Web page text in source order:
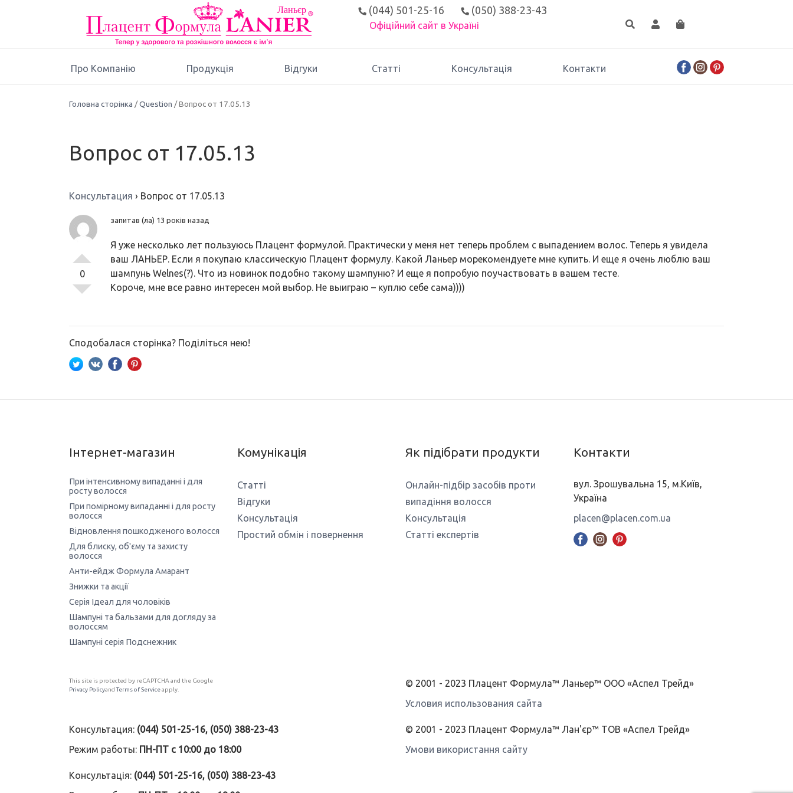
(044) 501-25-16 (050) 388-23-43
Офіційний сайт в Україні
Про Компанію Продукція Відгуки Статті Консультація Контакти
Головна сторінка /Question / Вопрос от 17.05.13
Вопрос от 17.05.13
Консультация › Вопрос от 17.05.13
0
запитав (ла) 13 років назад
Я уже несколько лет пользуюсь Плацент формулой. Практически у меня нет теперь проблем с выпадением волос. Теперь я увидела
ваш ЛАНЬЕР. Если я покупаю классическую Плацент формулу. Какой Ланьер морекомендуете мне купить. И еще я очень люблю ваш
шампунь Welnes(?). Что из новинок подобно такому шампуню? И еще я попробую поучаствовать в вашем тесте.
Короче, мне все равно интересен мой выбор. Не выиграю – куплю себе сама))))
Сподобалася сторінка? Поділіться нею!
Інтернет-магазин
При інтенсивному випаданні і для
росту волосся
При помірному випаданні і для росту
волосся
Відновлення пошкодженого волосся
Для блиску, об'єму та захисту
волосся
Анти-ейдж Формула Амарант
Знижки та акції
Серія Ідеал для чоловіків
Шампуні та бальзами для догляду за
волоссям
Шампуні серія Подснежник
Комунікація
Статті
Відгуки
Консультація
Простий обмін і повернення
Як підібрати продукти
Онлайн-підбір засобів проти
випадіння волосся
Консультація
Статті експертів
Контакти
вул. Зрошувальна 15, м.Київ,
Україна
placen@placen.com.ua
This site is protected by reCAPTCHA and the Google
Privacy Policyand Terms of Serviceapply.
© 2001 - 2023 Плацент Формула™ Ланьер™ ООО «Аспел Трейд»
Условия использования сайта
Консультация: (044) 501-25-16, (050) 388-23-43
Режим работы: ПН-ПТ с 10:00 до 18:00
© 2001 - 2023 Плацент Формула™ Лан'єр™ ТОВ «Аспел Трейд»
Умови використання сайту
Консультація: (044) 501-25-16, (050) 388-23-43